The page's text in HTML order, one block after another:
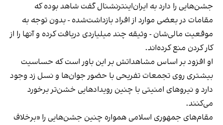
جشن‌هایی را دارد به ایران‌اینترنشنال گفت شاهد بوده که
مقامات در بعضی موارد از افراد بازداشت‌‌شده - بدون توجه به
موقعیت مالی‌شان - وثیقه چند میلیاردی دریافت کرده و آنها را از
کار کردن منع کرده‌اند.
او افزود بر اساس مشاهداتش بر این باور است که حساسیت
بیشتری روی تجمعات تفریحی با حضور جوان‌ها و نسل زد وجود
دارد و نیروهای امنیتی با چنین رویدادهایی خشن‌تر برخورد
می‌کنند.
مقام‌های جمهوری اسلامی همواره چنین جشن‌هایی را «برخلاف